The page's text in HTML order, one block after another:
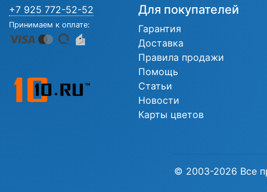
+7 925 772-52-52
Принимаем к оплате:
Для покупателей
Гарантия
Доставка
Правила продажи
Помощь
Статьи
Новости
Карты цветов
© 2003-2026 Все